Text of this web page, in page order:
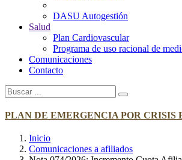
DASU Autogestión
Salud
Plan Cardiovascular
Programa de uso racional de
Comunicaciones
Contacto
PLAN DE EMERGENCIA POR CRISIS
Inicio
Comunicaciones a afiliados